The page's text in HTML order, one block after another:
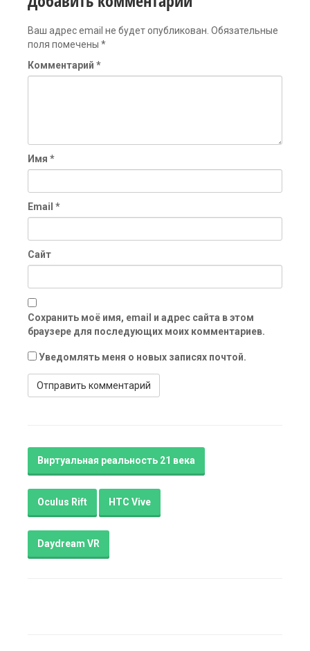
Ваш адрес email не будет опубликован. Обязательные
поля помечены *
Комментарий *
Имя *
Email *
Сайт
Сохранить моё имя, email и адрес сайта в этом
браузере для последующих моих комментариев.
Уведомлять меня о новых записях почтой.
Виртуальная реальность 21 века
Oculus Rift HTC Vive
Daydream VR